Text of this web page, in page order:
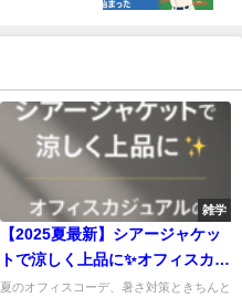
雑学
【2025夏最新】シアージャケッ
トで涼しく上品に✨オフィスカジ
ュアルの新定番とは？
夏のオフィスコーデ、暑さ対策ときちんと